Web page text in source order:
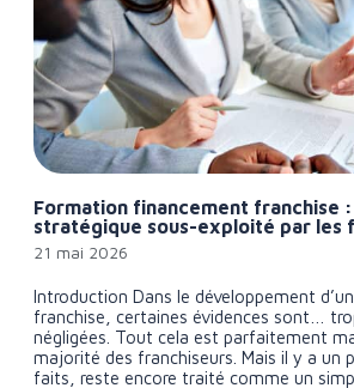
Formation financement franchise
stratégique sous-exploité par les
21 mai 2026
Introduction Dans le développement
franchise, certaines évidences sont…
négligées. Tout cela est parfaitement
majorité des franchiseurs. Mais il y a un
faits, reste encore traité comme un